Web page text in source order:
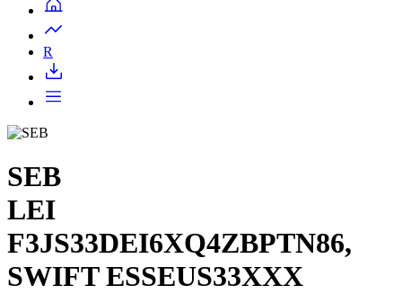
R
SEB
LEI
F3JS33DEI6XQ4ZBPTN86,
SWIFT ESSEUS33XXX